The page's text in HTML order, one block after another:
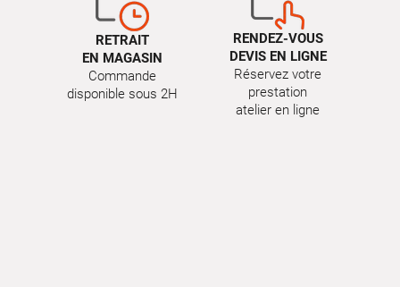
RETRAIT
EN MAGASIN
Commande
disponible sous 2H
RENDEZ-VOUS
DEVIS EN LIGNE
Réservez votre
prestation
atelier en ligne